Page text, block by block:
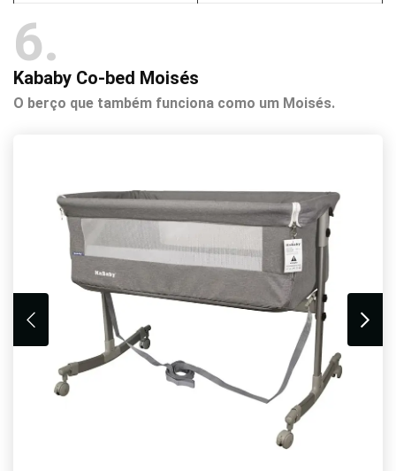
6
Kababy Co-bed Moisés
O berço que também funciona como um Moisés.